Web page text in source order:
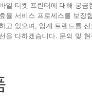
일 티켓 프린터에 대해 궁
율 서비스 프로세스를 보장
고 있으며, 업계 트렌드를
을 다하겠습니다. 문의 및